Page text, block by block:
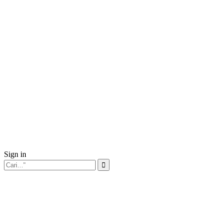
Sign in